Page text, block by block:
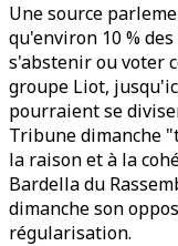
Une source
qu'environ 10 %
s'abstenir ou voter
groupe Liot,
pourraient se
Tribune dimanche
la raison et à la
Bardella du
dimanche son
régularisation.